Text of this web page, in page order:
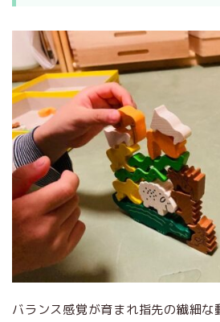
バランス感覚が育まれ指先の繊細